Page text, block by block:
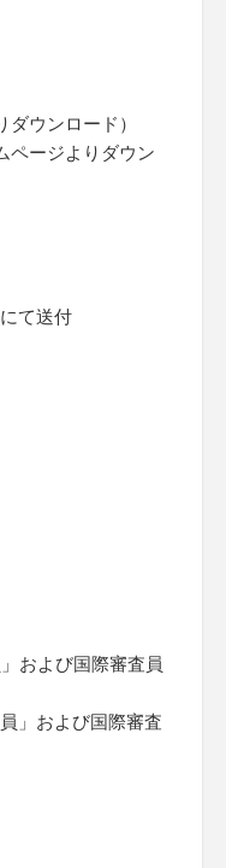
ウンロード）
ページよりダウン
て送付
および国際審査員
」および国際審査